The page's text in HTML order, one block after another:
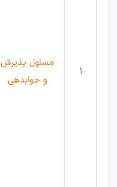
1
مسئول پذیرش
و جوابدهی